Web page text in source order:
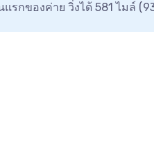
แรกของค่าย วิ่งได้ 581 ไมล์